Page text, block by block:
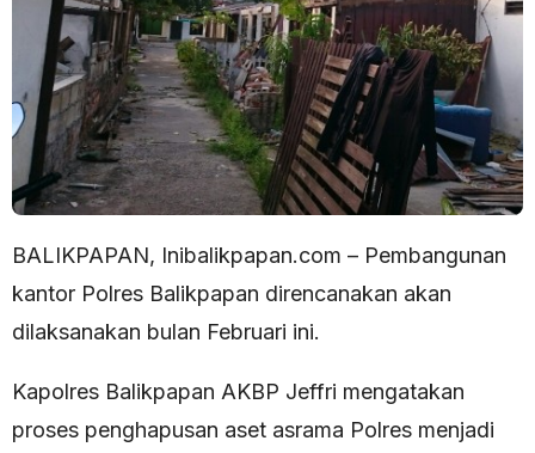
BALIKPAPAN, Inibalikpapan.com – Pembangunan
kantor Polres Balikpapan direncanakan akan
dilaksanakan bulan Februari ini.
Kapolres Balikpapan AKBP Jeffri mengatakan
proses penghapusan aset asrama Polres menjadi